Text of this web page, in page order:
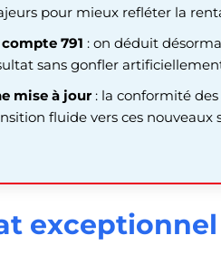
pour mieux refléter la
compte 791 : on déduit
sans gonfler
mise à jour: la conformité
fluide vers ces nouveaux